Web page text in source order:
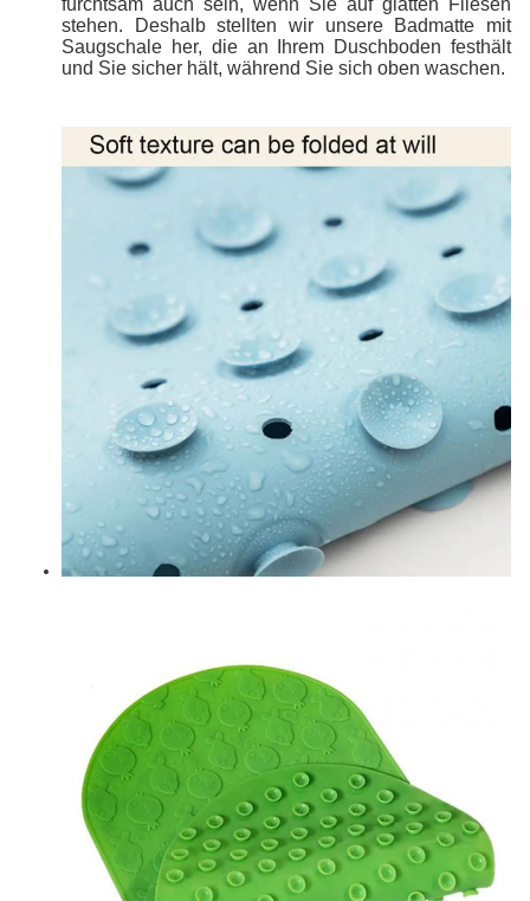
stehen. Deshalb stellten wir unsere Badmatte mit
Saugschale her, die an Ihrem Duschboden festhält
und Sie sicher hält, während Sie sich oben waschen.